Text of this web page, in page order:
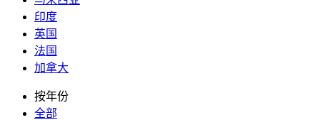
印度
英国
法国
加拿大
按年份
全部